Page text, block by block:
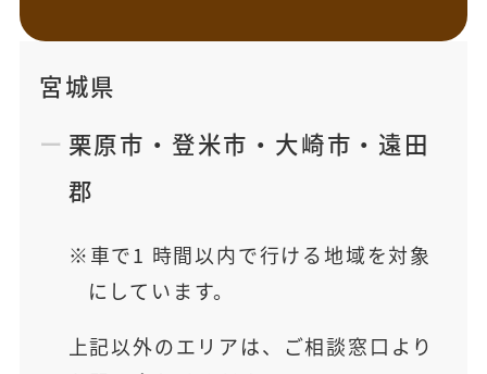
宮城県
栗原市 ・ 登米市 ・ 大崎市 ・ 遠田
郡
車で1 時間以内で行ける地域を対象
にしています。
上記以外のエリアは、ご相談窓口より